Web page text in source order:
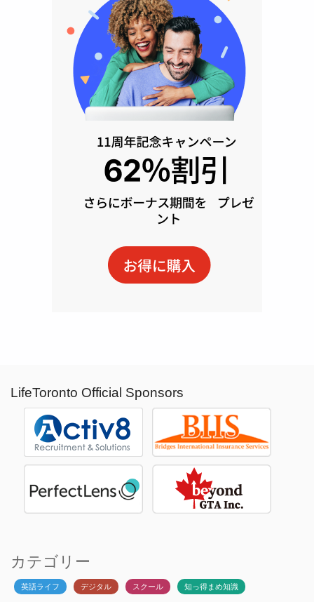
LifeToronto Official Sponsors
カテゴリー
英語ライフ デジタル スクール 知っ得まめ知識